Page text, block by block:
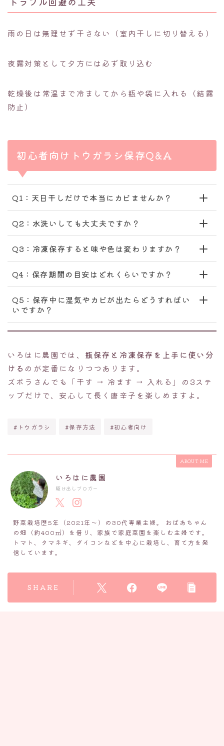
雨の日は無理せず干さない（室内干しに切り替える）
夜露対策として夕方には必ず取り込む
乾燥後は常温まで冷ましてから瓶や袋に入れる（結露
防止）
初心者向けトウガラシ保存Q&A
Q1：天日干しだけで本当にカビませんか？
Q2：水洗いしても大丈夫ですか？
Q3：冷凍保存すると味や色は変わりますか？
Q4：保存期間の目安はどれくらいですか？
Q5：保存中に湿気やカビが出たらどうすればい
いですか？
いろはに農園では、 瓶保存と冷凍保存を上手に使い分
ける のが定番になりつつあります。
ズボラさんでも「干す → 冷ます → 入れる」の3ステ
ップだけで、安心して長く唐辛子を楽しめますよ。
#トウガラシ #保存方法 #初心者向け
ABOUT ME
いろはに農園
駆け出しブロガー
野菜栽培歴5年（2021年～）の30代専業主婦。 おばあちゃん
の畑（約400㎡）を借り、家族で家庭菜園を楽しむ主婦です。
トマト、タマネギ、ダイコンなどを中心に栽培し、育て方を発
信しています。
SHARE